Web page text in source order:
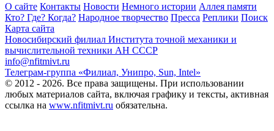
О сайте Контакты Новости Немного истории Аллея памяти
Кто? Где? Когда? Народное творчество Пресса Реплики Поиск
Карта сайта
Новосибирский филиал Института точной механики и
вычислительной техники АН СССР
info@nfitmivt.ru
Телеграм-группа «Филиал, Унипро, Sun, Intel»
© 2012 - 2026. Все права защищены. При использовании
любых материалов сайта, включая графику и тексты, активная
ссылка на www.nfitmivt.ru обязательна.